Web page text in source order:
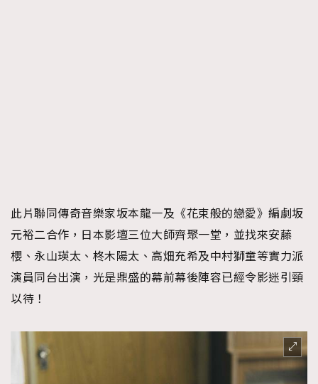
此片聯同傳奇音樂家坂本龍一及《花束般的戀愛》編劇坂
元裕二合作，日本影壇三位大師齊聚一堂，並找來安藤
櫻、永山瑛太、柊木陽太、高畑充希及中村獅童等實力派
演員同台出演，光是鼎盛的幕前幕後陣容已經令影迷引頸
以待！